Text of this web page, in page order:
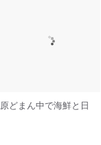
どまん中で海鮮と日